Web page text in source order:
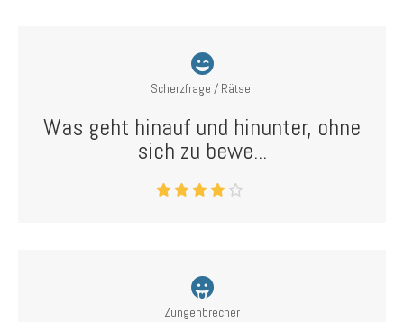
Scherzfrage / Rätsel
Was geht hinauf und hinunter, ohne
sich zu bewe...
Zungenbrecher